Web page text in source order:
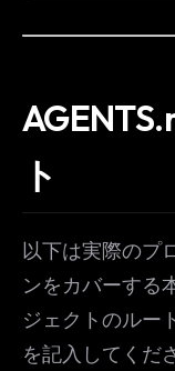
ト
以下は実際のプ
ンをカバーする
ジェクトのルー
を記入してくだ